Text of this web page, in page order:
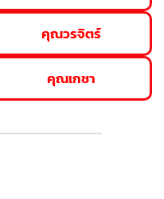
คุณวรจิตร์
คุณเกชา